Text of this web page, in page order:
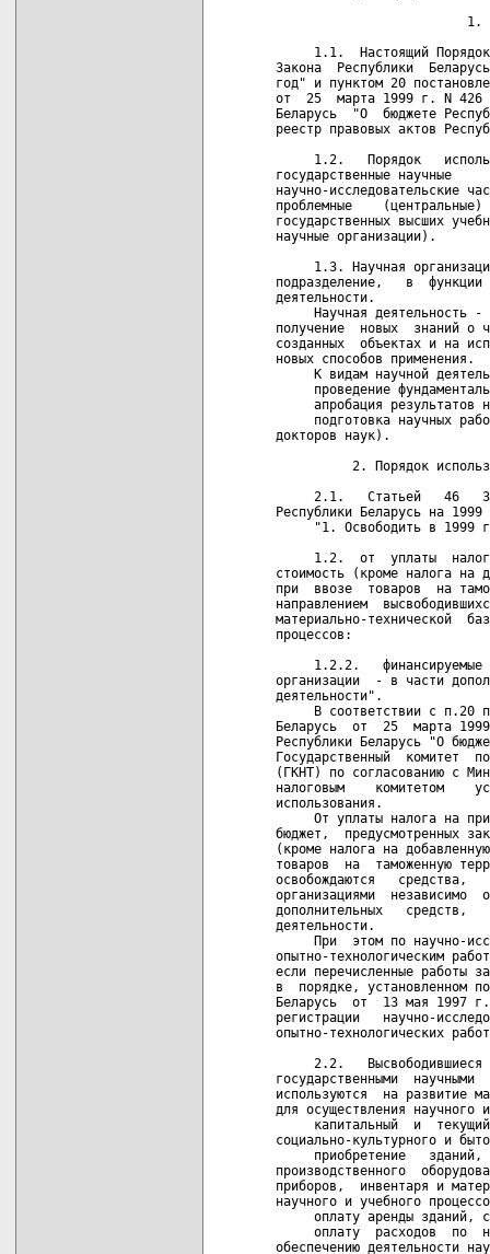
1.
1.1.  Настоящий
Закона  Республики
год" и пунктом 20
от  25  марта 1999 г. N 426
Беларусь  "О  бюджете
реестр правовых актов
1.2.   Порядок
государственные
научно-исследовательские
проблемные    (центральные)
государственных высших
научные организации).
1.3. Научная
подразделение,   в  функции
деятельности.
Научная деятельность -
получение  новых  знаний о
созданных  объектах и на
новых способов применения.
К видам научной
проведение
апробация результатов
подготовка научных
докторов наук).
2. Порядок
2.1.   Статьей   46
Республики Беларусь на
"1. Освободить в 1999
1.2.  от  уплаты
стоимость (кроме налога на
при  ввозе  товаров  на
направлением
материально-технической
процессов:
1.2.2.   финансируемые
организации  - в части
деятельности".
В соответствии с п.20
Беларусь  от  25  марта
Республики Беларусь "О
Государственный  комитет
(ГКНТ) по согласованию с
налоговым    комитетом
использования.
От уплаты налога на
бюджет,  предусмотренных
(кроме налога на
товаров  на  таможенную
освобождаются   средства,
организациями  независимо
дополнительных   средств,
деятельности.
При  этом по научно-
опытно-технологическим
если перечисленные работы
в  порядке, установленном
Беларусь  от  13 мая 1997 г.
регистрации   научно-
опытно-технологических
2.2.   Высвободившиеся
государственными
используются  на развитие
для осуществления научного
капитальный  и
социально-культурного и
приобретение   зданий,
производственного
приборов,  инвентаря и
научного и учебного
оплату аренды зданий,
оплату  расходов  по
обеспечению деятельности